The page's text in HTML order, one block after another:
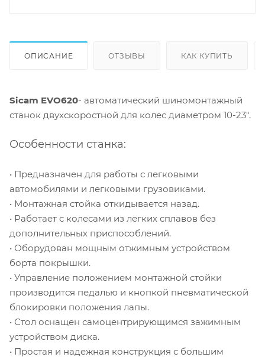
ОПИСАНИЕ ОТЗЫВЫ КАК КУПИТЬ
Sicam EVO620- автоматический шиномонтажный
станок двухскоростной для колес диаметром 10-23".
Особенности станка:
• Предназначен для работы с легковыми
автомобилями и легковыми грузовиками.
• Монтажная стойка откидывается назад.
• Работает с колесами из легких сплавов без
дополнительных приспособлений.
• Оборудован мощным отжимным устройством
борта покрышки.
• Управление положением монтажной стойки
производится педалью и кнопкой пневматической
блокировки положения лапы.
• Стол оснащен самоцентрирующимся зажимным
устройством диска.
• Простая и надежная конструкция с большим